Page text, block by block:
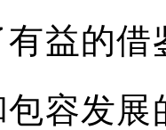
益的
容发